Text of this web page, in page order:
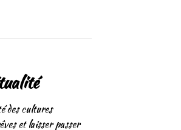
des cultures
et laisser passer